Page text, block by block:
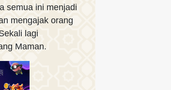
semua ini menjadi
mengajak orang
lagi
Maman.